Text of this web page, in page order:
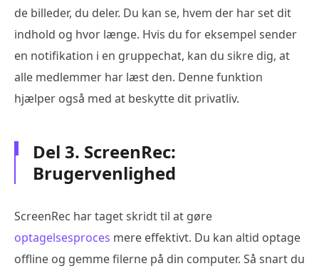
de billeder, du deler. Du kan se, hvem der har set dit
indhold og hvor længe. Hvis du for eksempel sender
en notifikation i en gruppechat, kan du sikre dig, at
alle medlemmer har læst den. Denne funktion
hjælper også med at beskytte dit privatliv.
Del 3. ScreenRec:
Brugervenlighed
ScreenRec har taget skridt til at gøre
optagelsesproces mere effektivt. Du kan altid optage
offline og gemme filerne på din computer. Så snart du